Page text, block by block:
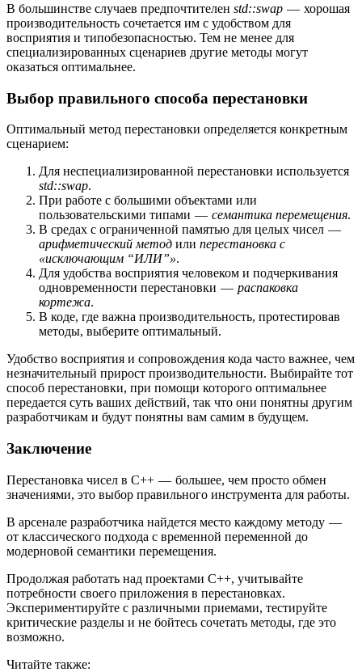
В большинстве случаев предпочтителен std::swap — хорошая
производительность сочетается им с удобством для
восприятия и типобезопасностью. Тем не менее для
специализированных сценариев другие методы могут
оказаться оптимальнее.
Выбор правильного способа перестановки
Оптимальный метод перестановки определяется конкретным
сценарием:
Для неспециализированной перестановки используется
std::swap.
При работе с большими объектами или
пользовательскими типами — семантика перемещения.
В средах с ограниченной памятью для целых чисел —
арифметический метод или перестановка с
«исключающим “ИЛИ”».
Для удобства восприятия человеком и подчеркивания
одновременности перестановки — распаковка
кортежа.
В коде, где важна производительность, протестировав
методы, выберите оптимальный.
Удобство восприятия и сопровождения кода часто важнее, чем
незначительный прирост производительности. Выбирайте тот
способ перестановки, при помощи которого оптимальнее
передается суть ваших действий, так что они понятны другим
разработчикам и будут понятны вам самим в будущем.
Заключение
Перестановка чисел в C++ — большее, чем просто обмен
значениями, это выбор правильного инструмента для работы.
В арсенале разработчика найдется место каждому методу —
от классического подхода с временной переменной до
модерновой семантики перемещения.
Продолжая работать над проектами C++, учитывайте
потребности своего приложения в перестановках.
Экспериментируйте с различными приемами, тестируйте
критические разделы и не бойтесь сочетать методы, где это
возможно.
Читайте также: